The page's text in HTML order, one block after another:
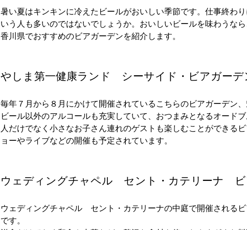
暑い夏はキンキンに冷えたビールがおいしい季節です。仕事終わ
いう人も多いのではないでしょうか。おいしいビールを味わうな
香川県でおすすめのビアガーデンを紹介します。
やしま第一健康ランド シーサイド・ビアガーデ
毎年７月から８月にかけて開催されているこちらのビアガーデン
ビール以外のアルコールも充実していて、おつまみとなるオード
人だけでなく小さなお子さん連れのゲストも楽しむことができる
ョーやライブなどの開催も予定されています。
ウェディングチャペル セント・カテリーナ ビ
ウェディングチャペル セント・カテリーナの中庭で開催される
です。